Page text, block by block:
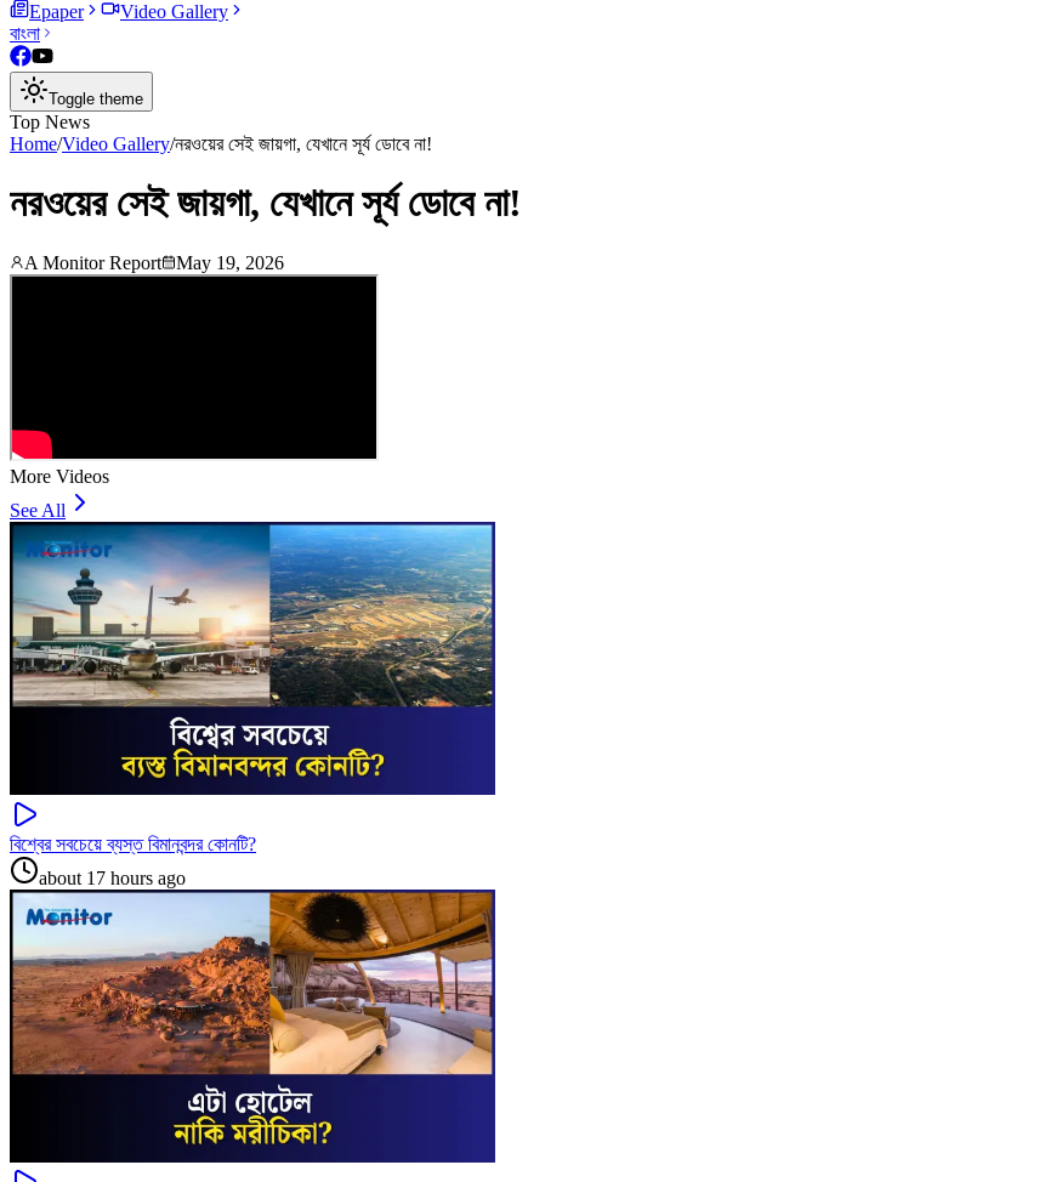
Epaper
Video Gallery
বাংলা
Toggle theme
Top News
Home/Video Gallery/নরওয়ের সেই জায়গা, যেখানে সূর্য ডোবে না!
নরওয়ের সেই জায়গা, যেখানে সূর্য ডোবে না!
A Monitor Report May 19, 2026
More Videos
See All
বিশ্বের সবচেয়ে ব্যস্ত বিমানবন্দর কোনটি?
about 17 hours ago